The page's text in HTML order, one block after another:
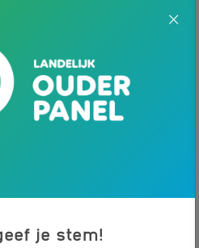
aandacht voor de rol van
wetenschappers,
organisaties
de impact is van betrokken
ondersteunen.
je stem!